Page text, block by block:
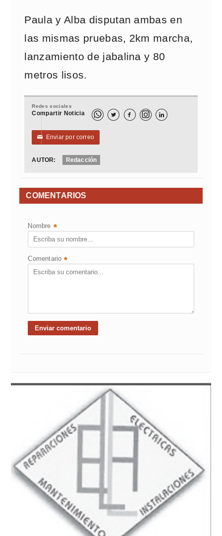
Paula y Alba disputan ambas en
las mismas pruebas, 2km marcha,
lanzamiento de jabalina y 80
metros lisos.
Redes sociales
Compartir Noticia   
✉ Enviar por correo
AUTOR: Redacción
COMENTARIOS
Nombre *
Comentario *